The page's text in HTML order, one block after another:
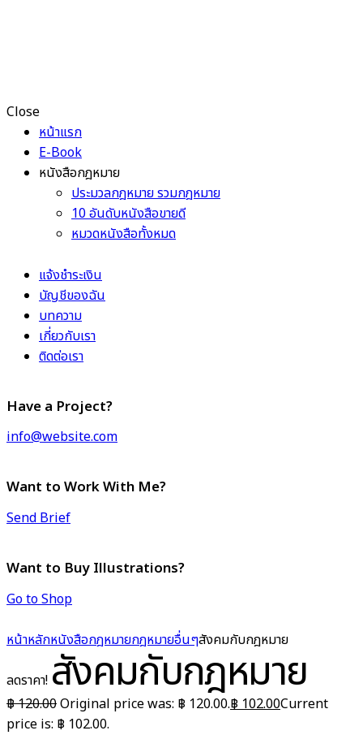
Close
หน้าแรก
E-Book
หนังสือกฎหมาย
ประมวลกฎหมาย รวมกฎหมาย
10 อันดับหนังสือขายดี
หมวดหนังสือทั้งหมด
แจ้งชำระเงิน
บัญชีของฉัน
บทความ
เกี่ยวกับเรา
ติดต่อเรา
Have a Project?
info@website.com
Want to Work With Me?
Send Brief
Want to Buy Illustrations?
Go to Shop
หน้าหลักหนังสือกฎหมายกฎหมายอื่นๆสังคมกับกฎหมาย
ลดราคา! สังคมกับกฎหมาย
฿120.00Original price was: ฿ 120.00.฿ 102.00Current
price is: ฿ 102.00.